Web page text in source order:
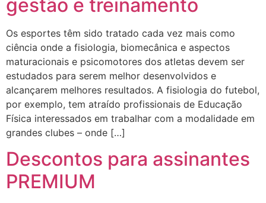
gestão e treinamento
Os esportes têm sido tratado cada vez mais como
ciência onde a fisiologia, biomecânica e aspectos
maturacionais e psicomotores dos atletas devem ser
estudados para serem melhor desenvolvidos e
alcançarem melhores resultados. A fisiologia do futebol,
por exemplo, tem atraído profissionais de Educação
Física interessados em trabalhar com a modalidade em
grandes clubes – onde […]
Descontos para assinantes
PREMIUM